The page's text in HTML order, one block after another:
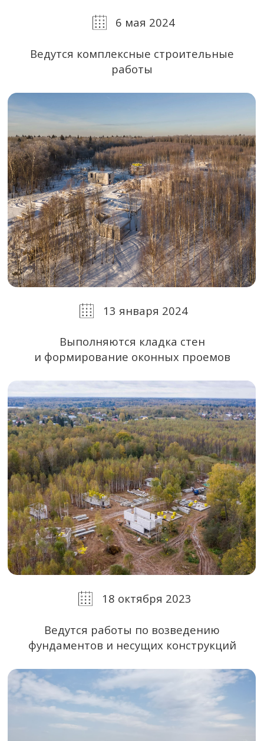
5 июня 2022
фундаментов и несущих конструкций
18 октября 2023
Выполняются подготовительные
и фундаментные работы
17 июля 2023
Выполняются кладка стен
13 января 2024